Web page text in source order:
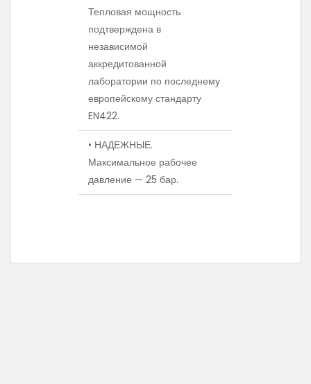
Тепловая мощность
подтверждена в
независимой
аккредитованной
лаборатории по последнему
европейскому стандарту
EN422.
• НАДЕЖНЫЕ.
Максимальное рабочее
давление — 25 бар.